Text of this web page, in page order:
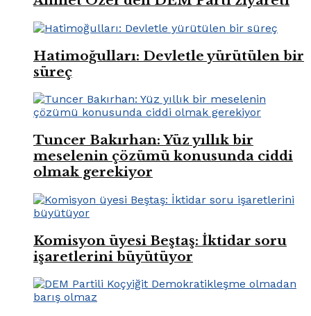
Hatimoğulları: Devletle yürütülen bir
süreç
Tuncer Bakırhan: Yüz yıllık bir
meselenin çözümü konusunda ciddi
olmak gerekiyor
Komisyon üyesi Beştaş: İktidar soru
işaretlerini büyütüyor